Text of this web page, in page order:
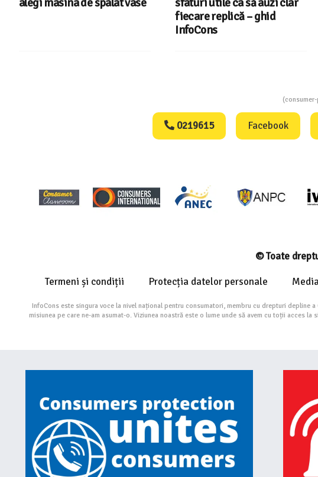
alegi masina de spalat vase
sfaturi utile ca să auzi clar
fiecare replică – ghid
InfoCons
0219615 Facebook
© Toate
Termeni și condiții Protecția datelor personale
InfoCons este singura voce la nivel național pentru consumatori, membru cu drepturi depline
misiunea pe care ne-am asumat-o. Viziunea noastră este o lume unde să avem cu toții acces